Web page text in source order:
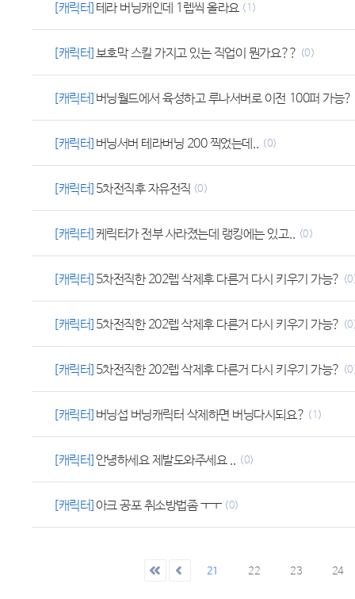
[캐릭터] 테라 버닝캐인데 1렙씩 올라요 (1)
[캐릭터] 보호막 스킬 가지고 있는 직업이 뭔가요?? (0)
[캐릭터] 버닝월드에서 육성하고 루나서버로 이전 100퍼 가능?
[캐릭터] 버닝서버 테라버닝 200 찍었는데.. (0)
[캐릭터] 5차전직후 자유전직 (0)
[캐릭터] 케릭터가 전부 사라졌는데 랭킹에는 있고.. (0)
[캐릭터] 5차전직한 202렙 삭제후 다른거 다시 키우기 가능?
[캐릭터] 5차전직한 202렙 삭제후 다른거 다시 키우기 가능?
[캐릭터] 5차전직한 202렙 삭제후 다른거 다시 키우기 가능?
[캐릭터] 버닝섭 버닝캐릭터 삭제하면 버닝다시되요? (1)
[캐릭터] 안녕하세요 제발도와주세요 .. (0)
[캐릭터] 아크 공포 취소방법좀 ㅜㅜ (0)
21 22 23 24